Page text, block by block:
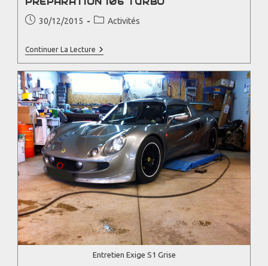
30/12/2015 Activités
Continuer La Lecture
Entretien Exige S1 Grise